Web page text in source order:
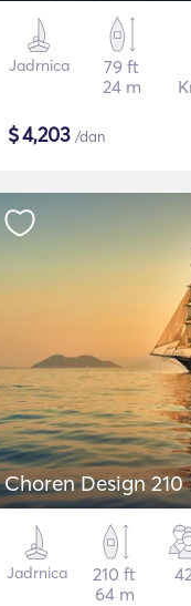
Jadrnica
79 ft
24 m
$4,203 /dan
Choren Design 210
Jadrnica
210 ft
64 m